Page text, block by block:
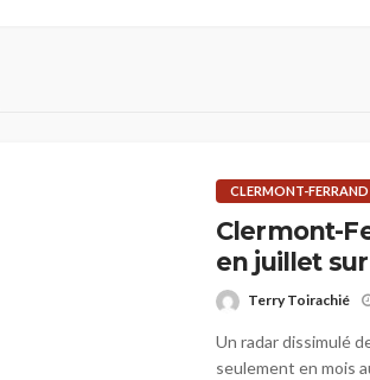
CLERMONT-FERRAND
Clermont-
en juillet
Terry Toirachié
Un radar dissimulé
seulement en mois